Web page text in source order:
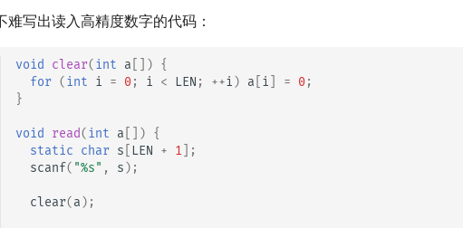
难写出读入高精度数字的代码：
void clear(int a []) {
for (int i = 0; i < LEN ; ++i) a i = 0;
}
void read(int a []) {
static char s LEN + 1 ];
scanf( "%s" , s);
clear(a);